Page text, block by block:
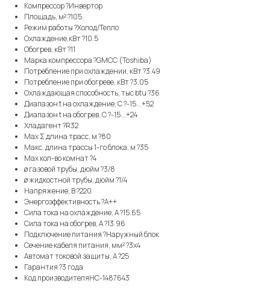
Компрессор ?Инвертор
Площадь, м² ?105
Режим работы ?Холод/Тепло
Охлаждение,кВт ?10.5
Обогрев, кВт ?11
Марка компрессора ?GMCC (Toshiba)
Потребление при охлаждении, кВт ?3.49
Потребление при обогреве, кВт ?3.05
Охлаждающая способность, тыс btu ?36
Диапазон t на охлаждение, С ?-15...+52
Диапазон t на обогрев, С ?-15...+24
Хладагент ?R32
Max Σ длина трасс, м ?80
Макс. длина трассы 1-го блока, м ?35
Max кол-во комнат ?4
ø газовой трубы, дюйм ?3/8
ø жидкостной трубы, дюйм ?1/4
Напряжение, В ?220
Энергоэффективность ?A++
Сила тока на охлаждение, А ?15.65
Сила тока на обогрев, А ?13.96
Подключение питания ?Наружный блок
Сечение кабеля питания, мм² ?3x4
Автомат токовой защиты, А ?25
Гарантия ?3 года
Код производителяНС-1487643